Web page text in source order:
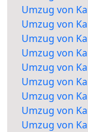
Umzug von
Umzug von
Umzug von
Umzug von
Umzug von
Umzug von
Umzug von
Umzug von
Umzug von